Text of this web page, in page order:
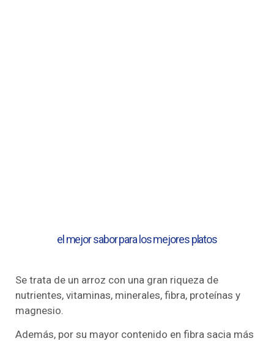
el mejor sabor para los mejores platos
Se trata de un arroz con una gran riqueza de
nutrientes, vitaminas, minerales, fibra, proteínas y
magnesio.
Además, por su mayor contenido en fibra sacia más